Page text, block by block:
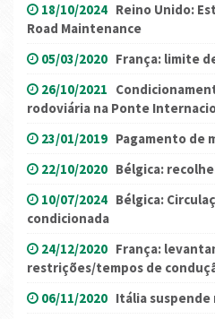
18/10/2024 Reino Unido:
Road Maintenance
05/03/2020 França: limite
26/10/2021
rodoviária na Ponte
23/01/2019 Pagamento de
22/10/2020 Bélgica:
10/07/2024 Bélgica:
condicionada
24/12/2020 França:
restrições/tempos de
06/11/2020 Itália